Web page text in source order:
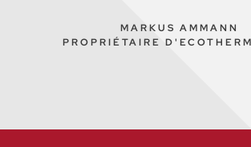
MARKUS AMMANN
PROPRIÉTAIRE